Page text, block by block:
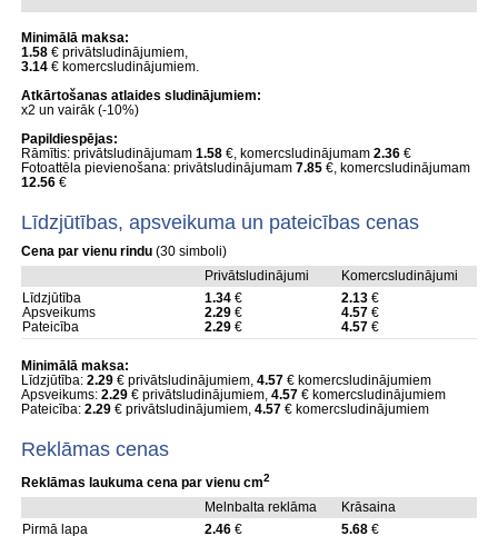
Minimālā maksa:
1.58€ privātsludinājumiem,
3.14€ komercsludinājumiem.
Atkārtošanas atlaides sludinājumiem:
x2 un vairāk (-10%)
Papildiespējas:
Rāmītis: privātsludinājumam 1.58€, komercsludinājumam 2.36€
Fotoattēla pievienošana: privātsludinājumam 7.85€, komercsludinājumam
12.56€
Līdzjūtības, apsveikuma un pateicības cenas
Cena par vienu rindu (30 simboli)
Privātsludinājumi
Komercsludinājumi
Līdzjūtība
1.34€ 2.13€
Apsveikums
2.29€ 4.57€
Pateicība
2.29€ 4.57€
Minimālā maksa:
Līdzjūtība: 2.29€ privātsludinājumiem, 4.57€ komercsludinājumiem
Apsveikums: 2.29€ privātsludinājumiem, 4.57€ komercsludinājumiem
Pateicība: 2.29€ privātsludinājumiem, 4.57€ komercsludinājumiem
Reklāmas cenas
Reklāmas laukuma cena par vienu cm2
Melnbalta reklāma
Krāsaina
Pirmā lapa
2.46€ 5.68€